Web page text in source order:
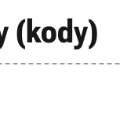
(kody)